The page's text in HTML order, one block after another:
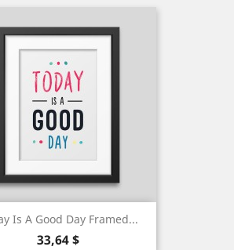
Is A Good Day Framed...
Precio
33,64 $